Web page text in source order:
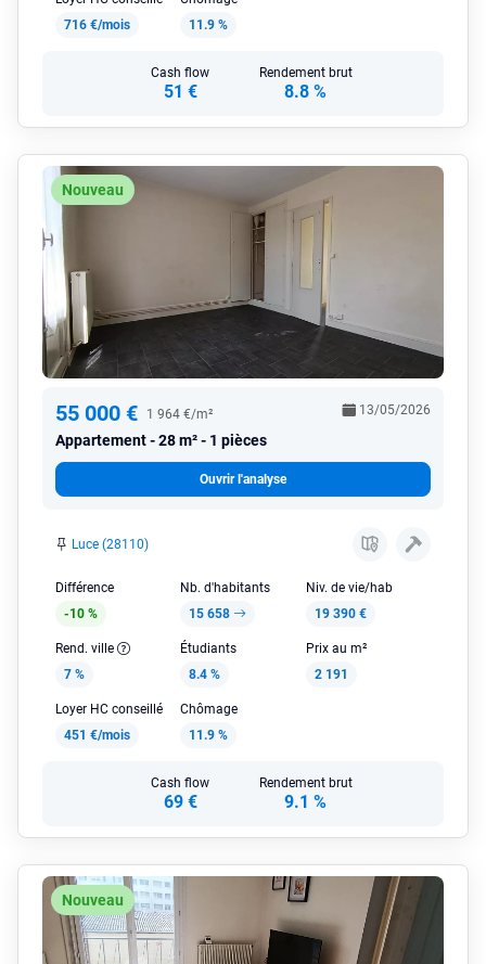
716 €/mois
11.9 %
Cash flow
51 €
Rendement brut
8.8 %
Nouveau
55 000 € 1 964 €/m²
Appartement 28 m² - 1 pièces
13/05/2026
Ouvrir l'analyse
Luce (28110)
Différence
-10 %
Nb. d'habitants
15 658
Niv. de vie/hab
19 390 €
Rend. ville
7 %
Étudiants
8.4 %
Prix au m²
2 191
Loyer HC conseillé
451 €/mois
Chômage
11.9 %
Cash flow
69 €
Rendement brut
9.1 %
Nouveau